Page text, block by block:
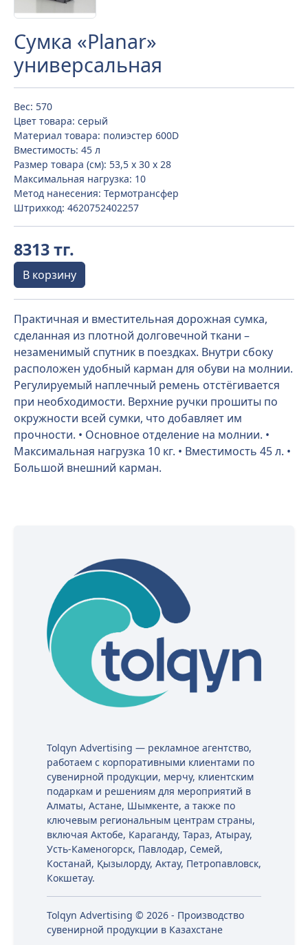
Cумка «Planar»
универсальная
Вес: 570
Цвет товара: серый
Материал товара: полиэстер 600D
Вместимость: 45 л
Размер товара (см): 53,5 х 30 х 28
Максимальная нагрузка: 10
Метод нанесения: Термотрансфер
Штрихкод: 4620752402257
8313 тг.
В корзину
Практичная и вместительная дорожная сумка,
сделанная из плотной долговечной ткани –
незаменимый спутник в поездках. Внутри сбоку
расположен удобный карман для обуви на молнии.
Регулируемый наплечный ремень отстёгивается
при необходимости. Верхние ручки прошиты по
окружности всей сумки, что добавляет им
прочности. • Основное отделение на молнии. •
Максимальная нагрузка 10 кг. • Вместимость 45 л. •
Большой внешний карман.
Tolqyn Advertising — рекламное агентство,
работаем с корпоративными клиентами по
сувенирной продукции, мерчу, клиентским
подаркам и решениям для мероприятий в
Алматы, Астане, Шымкенте, а также по
ключевым региональным центрам страны,
включая Актобе, Караганду, Тараз, Атырау,
Усть-Каменогорск, Павлодар, Семей,
Костанай, Қызылорду, Актау, Петропавловск,
Кокшетау.
Tolqyn Advertising © 2026 - Производство
сувенирной продукции в Казахстане